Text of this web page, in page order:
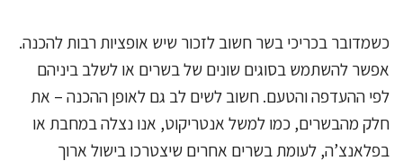
כשמדובר בכריכי בשר חשוב לזכור שיש אופציות רבות להכנה.
אפשר להשתמש בסוגים שונים של בשרים או לשלב ביניהם
לפי ההעדפה והטעם. חשוב לשים לב גם לאופן ההכנה – את
חלק מהבשרים, כמו למשל אנטריקוט, אנו נצלה במחבת או
בפלאנצ’ה, לעומת בשרים אחרים שיצטרכו בישול ארוך